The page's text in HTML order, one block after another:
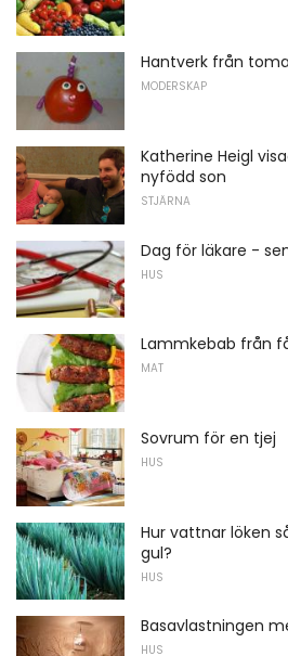
Hantverk från
MODERSKAP
Katherine Heigl
nyfödd son
STJÄRNA
Dag för läkare -
HUS
Lammkebab från
MAT
Sovrum för en tjej
HUS
Hur vattnar löken
gul?
HUS
Basavlastningen
HUS